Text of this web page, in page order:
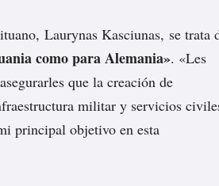
Laurynas Kasciunas, se trata
como para Alemania». «Les
que la creación de
militar y servicios
principal objetivo en esta